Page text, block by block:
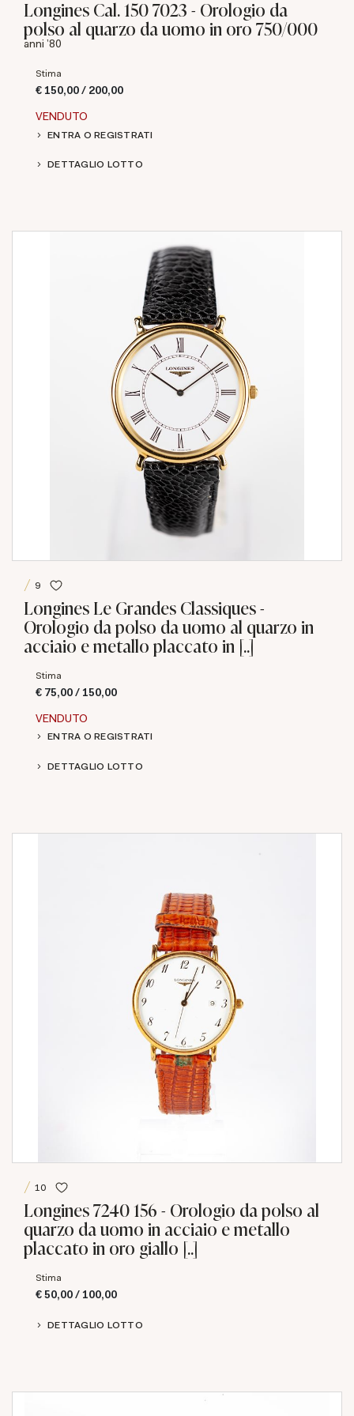
Longines Cal. 150 7023 - Orologio da
polso al quarzo da uomo in oro 750/000
anni '80
Stima
€ 150,00 / 200,00
VENDUTO
ENTRA O REGISTRATI
DETTAGLIO LOTTO
9
Longines Le Grandes Classiques -
Orologio da polso da uomo al quarzo in
acciaio e metallo placcato in [..]
Stima
€ 75,00 / 150,00
VENDUTO
ENTRA O REGISTRATI
DETTAGLIO LOTTO
10
Longines 7240 156 - Orologio da polso al
quarzo da uomo in acciaio e metallo
placcato in oro giallo [..]
Stima
€ 50,00 / 100,00
DETTAGLIO LOTTO